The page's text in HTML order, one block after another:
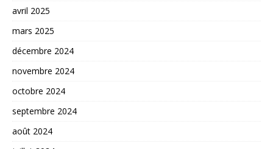
avril 2025
mars 2025
décembre 2024
novembre 2024
octobre 2024
septembre 2024
août 2024